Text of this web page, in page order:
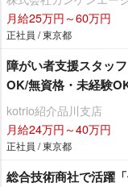
月給25万円～60万円
正社員 / 東京都
障がい者支援スタッ
OK/無資格・未経験
kotrio紹介品川支店
月給24万円～40万円
正社員 / 東京都
総合技術商社で活躍